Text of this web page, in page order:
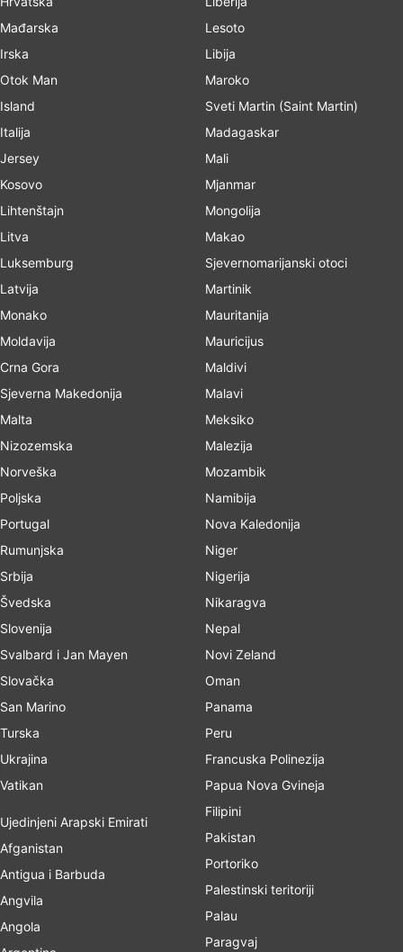
Mađarska
Irska
Otok Man
Island
Italija
Jersey
Kosovo
Lihtenštajn
Litva
Luksemburg
Latvija
Monako
Moldavija
Crna Gora
Sjeverna Makedonija
Malta
Nizozemska
Norveška
Poljska
Portugal
Rumunjska
Srbija
Švedska
Slovenija
Svalbard i Jan Mayen
Slovačka
San Marino
Turska
Ukrajina
Vatikan
Ujedinjeni Arapski Emirati
Afganistan
Antigua i Barbuda
Angvila
Angola
Lesoto
Libija
Maroko
Sveti Martin (Saint Martin)
Madagaskar
Mali
Mjanmar
Mongolija
Makao
Sjevernomarijanski otoci
Martinik
Mauritanija
Mauricijus
Maldivi
Malavi
Meksiko
Malezija
Mozambik
Namibija
Nova Kaledonija
Niger
Nigerija
Nikaragva
Nepal
Novi Zeland
Oman
Panama
Peru
Francuska Polinezija
Papua Nova Gvineja
Filipini
Pakistan
Portoriko
Palestinski teritoriji
Palau
Paragvaj